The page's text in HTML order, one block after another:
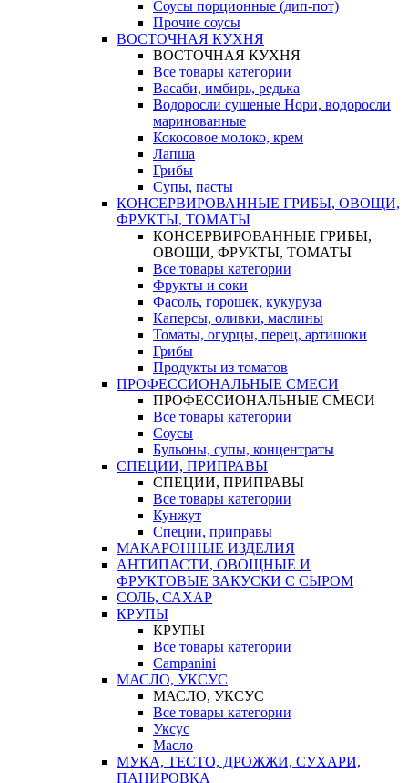
Соусы порционные (дип-пот)
Прочие соусы
ВОСТОЧНАЯ КУХНЯ
ВОСТОЧНАЯ КУХНЯ
Все товары категории
Васаби, имбирь, редька
Водоросли сушеные Нори, водоросли
маринованные
Кокосовое молоко, крем
Лапша
Грибы
Супы, пасты
КОНСЕРВИРОВАННЫЕ ГРИБЫ, ОВОЩИ,
ФРУКТЫ, ТОМАТЫ
КОНСЕРВИРОВАННЫЕ ГРИБЫ,
ОВОЩИ, ФРУКТЫ, ТОМАТЫ
Все товары категории
Фрукты и соки
Фасоль, горошек, кукуруза
Каперсы, оливки, маслины
Томаты, огурцы, перец, артишоки
Грибы
Продукты из томатов
ПРОФЕССИОНАЛЬНЫЕ СМЕСИ
ПРОФЕССИОНАЛЬНЫЕ СМЕСИ
Все товары категории
Соусы
Бульоны, супы, концентраты
СПЕЦИИ, ПРИПРАВЫ
СПЕЦИИ, ПРИПРАВЫ
Все товары категории
Кунжут
Специи, приправы
МАКАРОННЫЕ ИЗДЕЛИЯ
АНТИПАСТИ, ОВОЩНЫЕ И
ФРУКТОВЫЕ ЗАКУСКИ С СЫРОМ
СОЛЬ, САХАР
КРУПЫ
КРУПЫ
Все товары категории
Campanini
МАСЛО, УКСУС
МАСЛО, УКСУС
Все товары категории
Уксус
Масло
МУКА, ТЕСТО, ДРОЖЖИ, СУХАРИ,
ПАНИРОВКА